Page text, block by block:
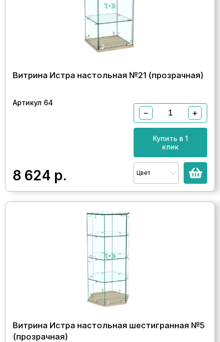
Витрина Истра настольная №21 (прозрачная)
Артикул 64
8 624 р.
− +
Купить в 1
клик
Цвет
Витрина Истра настольная шестигранная №5
(прозрачная)